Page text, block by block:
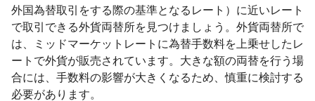
外国為替取引をする際の基準となるレート）に近いレート
で取引できる外貨両替所を見つけましょう。外貨両替所で
は、ミッドマーケットレートに為替手数料を上乗せしたレ
ートで外貨が販売されています。大きな額の両替を行う場
合には、手数料の影響が大きくなるため、慎重に検討する
必要があります。